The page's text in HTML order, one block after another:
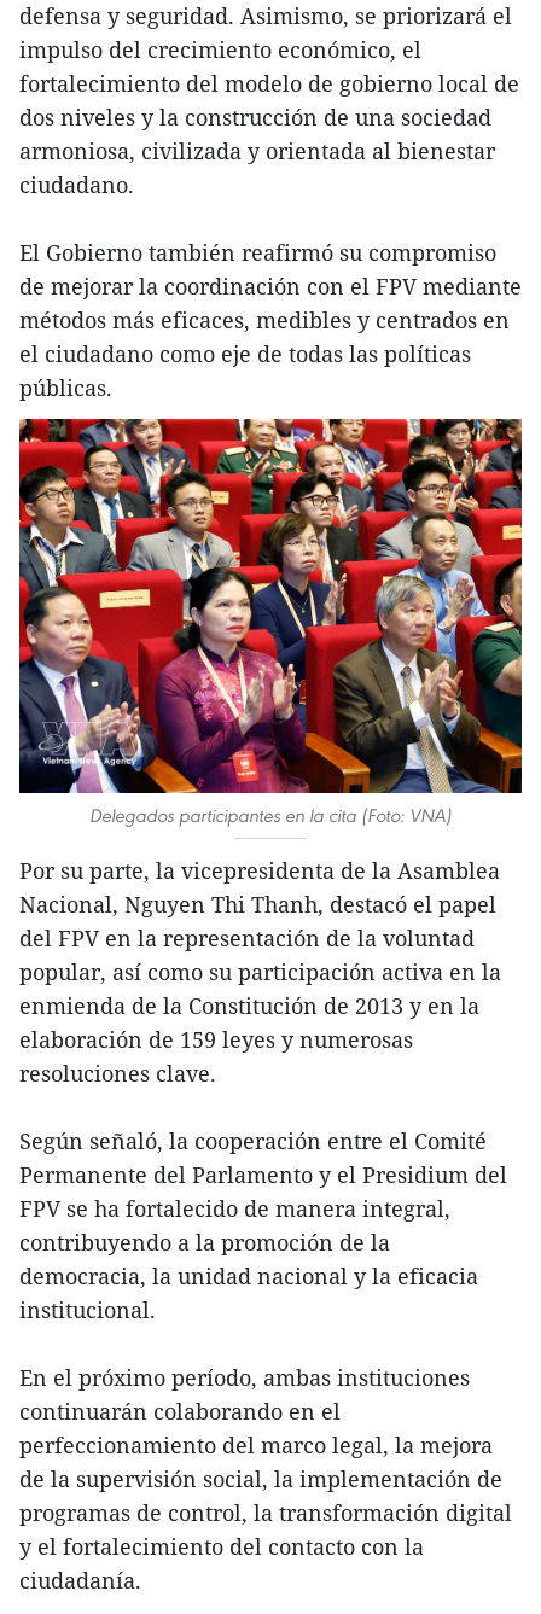
defensa y seguridad. Asimismo, se priorizará el
impulso del crecimiento económico, el
fortalecimiento del modelo de gobierno local de
dos niveles y la construcción de una sociedad
armoniosa, civilizada y orientada al bienestar
ciudadano.
El Gobierno también reafirmó su compromiso
de mejorar la coordinación con el FPV mediante
métodos más eficaces, medibles y centrados en
el ciudadano como eje de todas las políticas
públicas.
Delegados participantes en la cita (Foto: VNA)
Por su parte, la vicepresidenta de la Asamblea
Nacional, Nguyen Thi Thanh, destacó el papel
del FPV en la representación de la voluntad
popular, así como su participación activa en la
enmienda de la Constitución de 2013 y en la
elaboración de 159 leyes y numerosas
resoluciones clave.
Según señaló, la cooperación entre el Comité
Permanente del Parlamento y el Presidium del
FPV se ha fortalecido de manera integral,
contribuyendo a la promoción de la
democracia, la unidad nacional y la eficacia
institucional.
En el próximo período, ambas instituciones
continuarán colaborando en el
perfeccionamiento del marco legal, la mejora
de la supervisión social, la implementación de
programas de control, la transformación digital
y el fortalecimiento del contacto con la
ciudadanía.